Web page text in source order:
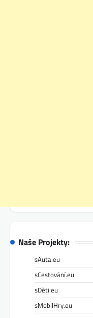
Naše Projekty:
sAuta.eu
sCestování.eu
sDěti.eu
sMobilHry.eu